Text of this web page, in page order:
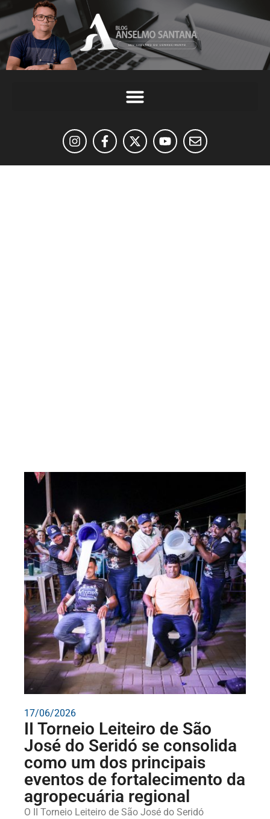
17/06/2026
II Torneio Leiteiro de São
José do Seridó se consolida
como um dos principais
eventos de fortalecimento da
agropecuária regional
O II Torneio Leiteiro de São José do Seridó